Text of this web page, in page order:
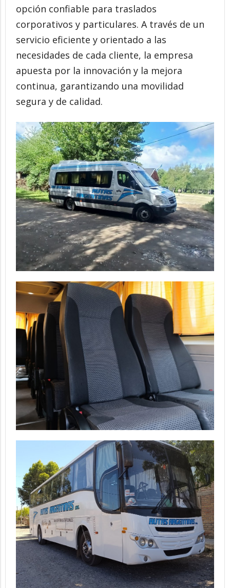
opción confiable para traslados
corporativos y particulares. A través de un
servicio eficiente y orientado a las
necesidades de cada cliente, la empresa
apuesta por la innovación y la mejora
continua, garantizando una movilidad
segura y de calidad.